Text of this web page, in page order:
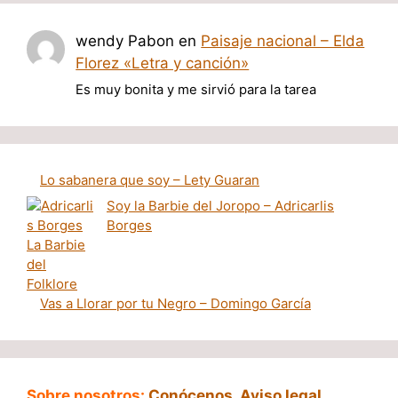
wendy Pabon en Paisaje nacional – Elda
Florez «Letra y canción»
Es muy bonita y me sirvió para la tarea
Lo sabanera que soy – Lety Guaran
Soy la Barbie del Joropo – Adricarlis
Borges
Vas a Llorar por tu Negro – Domingo García